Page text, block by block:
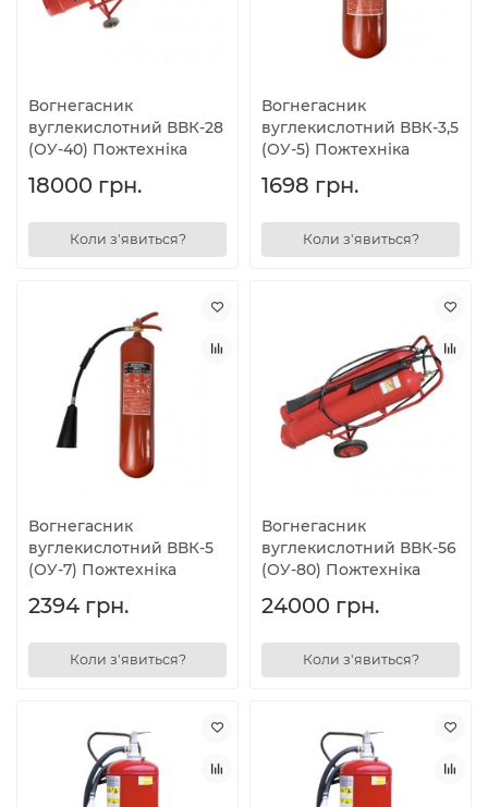
Вогнегасник
вуглекислотний ВВК-28
(ОУ-40) Пожтехніка
18000 грн.
Коли з'явиться?
Вогнегасник
вуглекислотний ВВК-3,5
(ОУ-5) Пожтехніка
1698 грн.
Коли з'явиться?
Вогнегасник
вуглекислотний ВВК-5
(ОУ-7) Пожтехніка
2394 грн.
Коли з'явиться?
Вогнегасник
вуглекислотний ВВК-56
(ОУ-80) Пожтехніка
24000 грн.
Коли з'явиться?